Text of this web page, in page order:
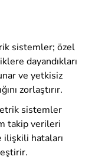
sistemler; özel
dayandıkları
ve yetkisiz
zorlaştırır.
sistemler
takip verileri
hataları